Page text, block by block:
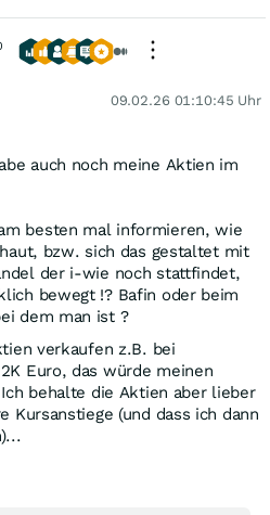
09.02.26 01:10:45 Uhr
auch noch meine Aktien im
besten mal informieren, wie
bzw. sich das gestaltet mit
der i-wie noch stattfindet,
bewegt !? Bafin oder beim
dem man ist ?
verkaufen z.B. bei
Euro, das würde meinen
behalte die Aktien aber lieber
Kursanstiege (und dass ich dann